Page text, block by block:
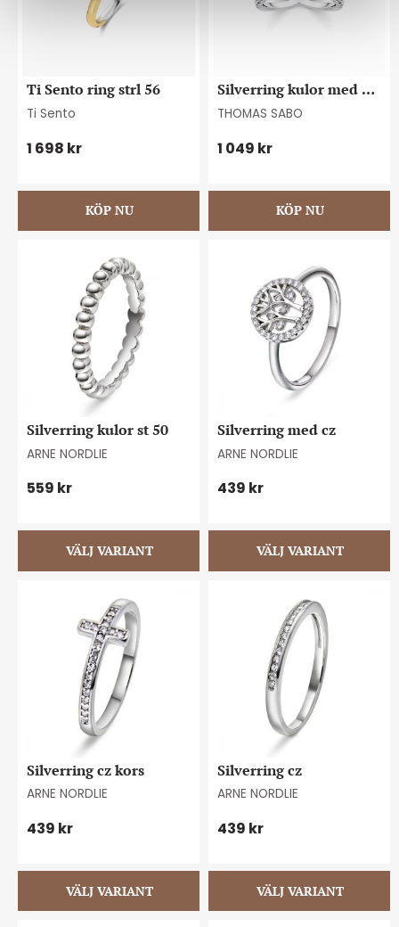
Ti Sento ring strl 56
Ti Sento
1 698 kr
Silverring kulor med
stenar
THOMAS SABO
1 049 kr
Silverring kulor st 50
ARNE NORDLIE
559 kr
Silverring med cz
ARNE NORDLIE
439 kr
Silverring cz kors
ARNE NORDLIE
439 kr
Silverring cz
ARNE NORDLIE
439 kr